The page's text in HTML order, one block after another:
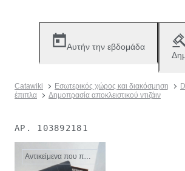
Αυτήν την εβδομάδα
Catawiki Εσωτερικός χώρος και διακόσμηση
έπιπλα
Δημοπρασία αποκλειστικού ντιζάιν
ΑΡ. 103892181
Αντικείμενα που πωλήθηκαν